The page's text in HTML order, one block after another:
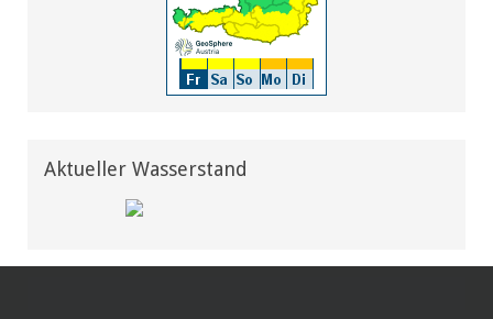
Aktueller Wasserstand